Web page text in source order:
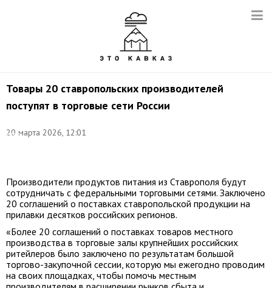
Товары 20 ставропольских производителей
поступят в торговые сети России
20 марта 2026, 12:01
Иван
Производители продуктов питания из Ставрополя будут
сотрудничать с федеральными торговыми сетями. Заключено
20 соглашений о поставках ставропольской продукции на
прилавки десятков российских регионов.
«Более 20 соглашений о поставках товаров местного
производства в торговые залы крупнейших российских
ритейлеров было заключено по результатам большой
торгово-закупочной сессии, которую мы ежегодно проводим
на своих площадках, чтобы помочь местным